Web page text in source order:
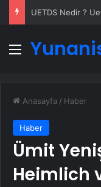
Menü
Anasayfa / Haber
Haber
Ümit
Heimlich